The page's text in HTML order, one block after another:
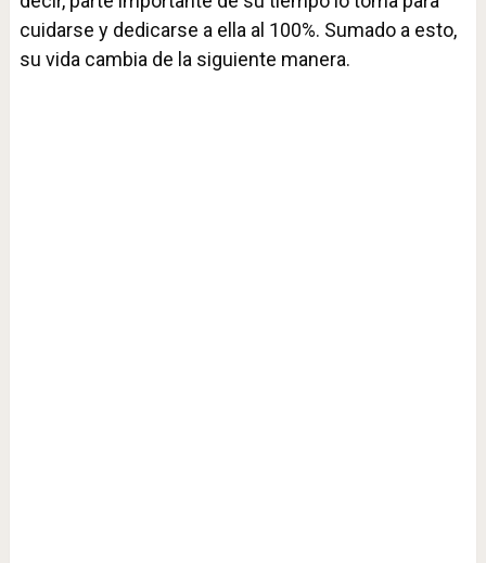
cuidarse y dedicarse a ella al 100%. Sumado a esto,
su vida cambia de la siguiente manera.